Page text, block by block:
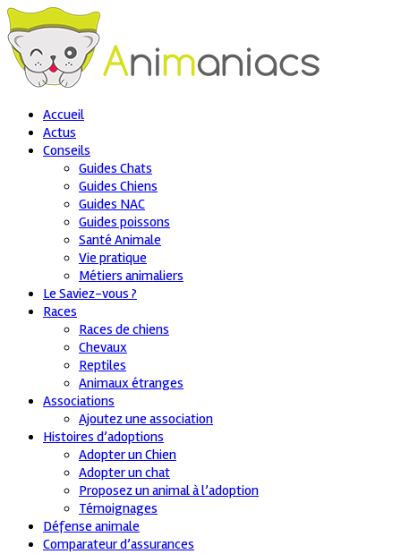
Accueil
Actus
Conseils
Guides Chats
Guides Chiens
Guides NAC
Guides poissons
Santé Animale
Vie pratique
Métiers animaliers
Le Saviez-vous ?
Races
Races de chiens
Chevaux
Reptiles
Animaux étranges
Associations
Ajoutez une association
Histoires d’adoptions
Adopter un Chien
Adopter un chat
Proposez un animal à l’adoption
Témoignages
Défense animale
Comparateur d’assurances